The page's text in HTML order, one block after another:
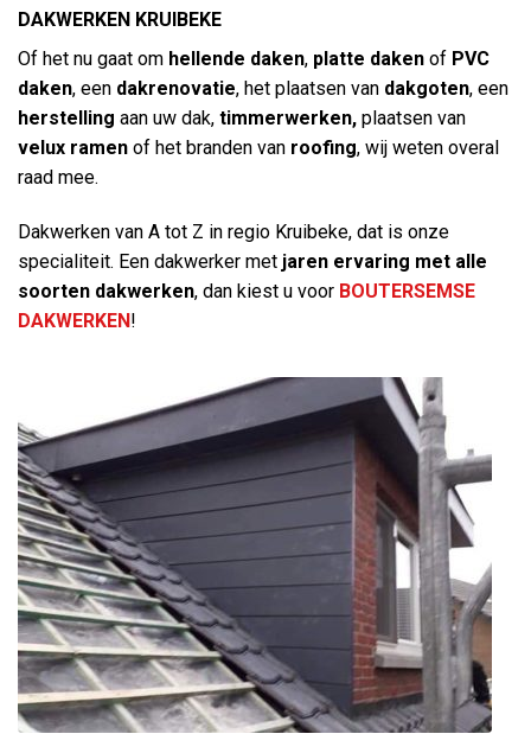
DAKWERKEN KRUIBEKE
Of het nu gaat om hellende daken, platte daken of PVC
daken, een dakrenovatie, het plaatsen van dakgoten, een
herstelling aan uw dak, timmerwerken, plaatsen van
velux ramen of het branden van roofing, wij weten overal
raad mee.
Dakwerken van A tot Z in regio Kruibeke, dat is onze
specialiteit. Een dakwerker met jaren ervaring met alle
soorten dakwerken, dan kiest u voor BOUTERSEMSE
DAKWERKEN !